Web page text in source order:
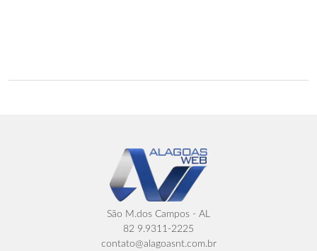
São M.dos Campos - AL
82 9.9311-2225
contato@alagoasnt.com.br